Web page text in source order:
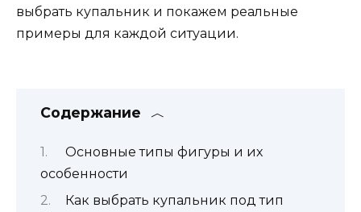
выбрать купальник и покажем реальные
примеры для каждой ситуации.
Содержание
Основные типы фигуры и их
особенности
Как выбрать купальник под тип